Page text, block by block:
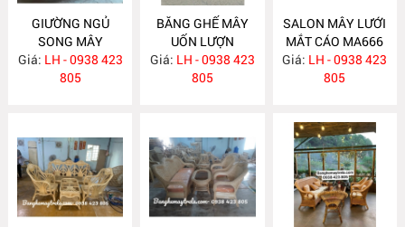
GIƯỜNG NGỦ
SONG MÂY
MA670
Giá: LH - 0938 423
805
BĂNG GHẾ MÂY
UỐN LƯỢN
MA667
Giá: LH - 0938 423
805
SALON MÂY LƯỚI
MẮT CÁO MA666
Giá: LH - 0938 423
805